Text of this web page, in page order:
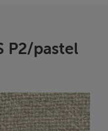
P2/pastel